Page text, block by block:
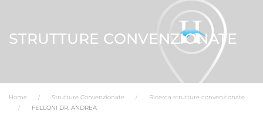
STRUTTURE CONVENZIONATE
Home Strutture Convenzionate
Ricerca strutture convenzionate
FELLONI DR. ANDREA